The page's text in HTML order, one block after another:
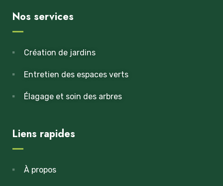
Nos services
Création de jardins
Entretien des espaces verts
Élagage et soin des arbres
Liens rapides
À propos